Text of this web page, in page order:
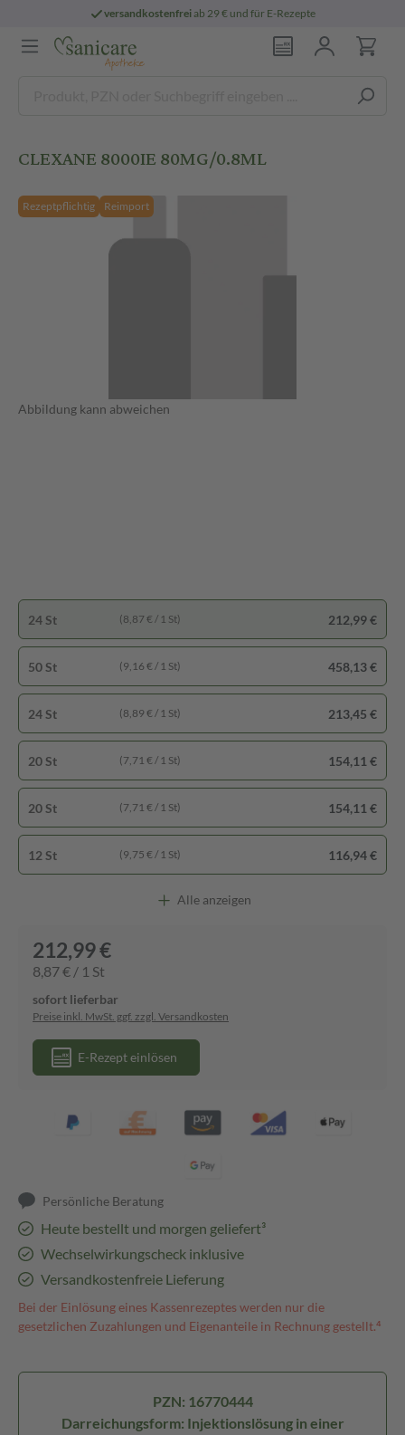
versandkostenfreiab 29 € und für E-Rezepte
CLEXANE 8000IE 80MG/0.8ML
Rezeptpflichtig Reimport
Abbildung kann abweichen
50 St (9,16 € / 1 St) 458,13 €
24 St (8,89 € / 1 St) 213,45 €
24 St (8,87 € / 1 St) 212,99 €
20 St (7,71 € / 1 St) 154,11 €
20 St (7,71 € / 1 St) 154,11 €
12 St (9,75 € / 1 St) 116,94 €
Alle anzeigen
212,99 €
8,87 € / 1 St
sofort lieferbar
Preise inkl. MwSt. ggf. zzgl. Versandkosten
E-Rezept einlösen
Persönliche Beratung
Heute bestellt und morgen geliefert³
Wechselwirkungscheck inklusive
Versandkostenfreie Lieferung
Bei der Einlösung eines Kassenrezeptes werden nur die
gesetzlichen Zuzahlungen und Eigenanteile in Rechnung gestellt.⁴
PZN: 16770444
Darreichungsform: Injektionslösung in einer